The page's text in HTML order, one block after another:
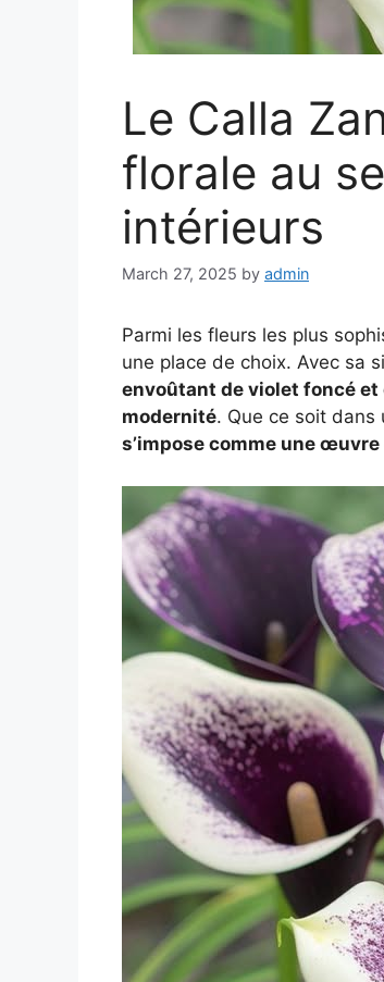
Le Calla
florale au
intérieurs
March 27, 2025 by admin
Parmi les fleurs les plus
une place de choix. Avec sa
envoûtant de violet foncé et
modernité. Que ce soit dans
s’impose comme une œuvre